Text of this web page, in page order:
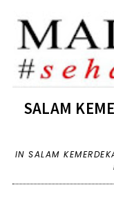
SALAM
IN SALAM